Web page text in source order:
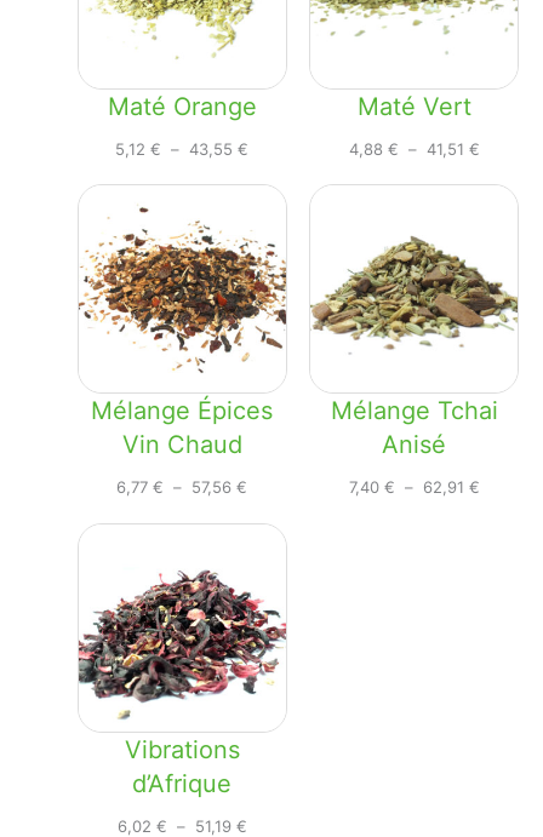
Maté Orange
5,12€ – 43,55€
prix :
à
43,55 €
Maté Vert
4,88 € – 41,51 €Plage
prix :
41,51 €
Mélange Épices
Vin Chaud
6,77€ – 57,56€
prix :
à
57,56 €
Mélange Tchai
Anisé
7,40 € – 62,91 €Plage
Vibrations
d’Afrique
6,02 € – 51,19 €Plage